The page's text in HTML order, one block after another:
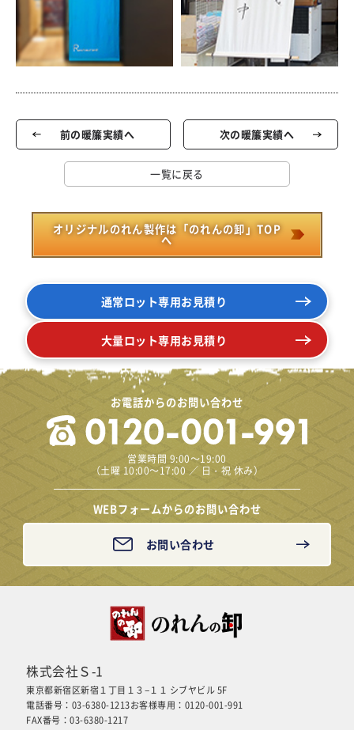
前の暖簾実績へ 次の暖簾実績へ
一覧に戻る
オリジナルのれん製作は「のれんの卸」TOP
へ
通常ロット専用お見積り
大量ロット専用お見積り
お電話からのお問い合わせ
営業時間 9:00～19:00
（土曜 10:00～17:00 ／ 日・祝 休み）
WEBフォームからのお問い合わせ
お問い合わせ
株式会社Ｓ-1
東京都新宿区新宿１丁目１３−１１ シブヤビル 5F
電話番号：03-6380-1213お客様専用：0120-001-991
FAX番号：03-6380-1217